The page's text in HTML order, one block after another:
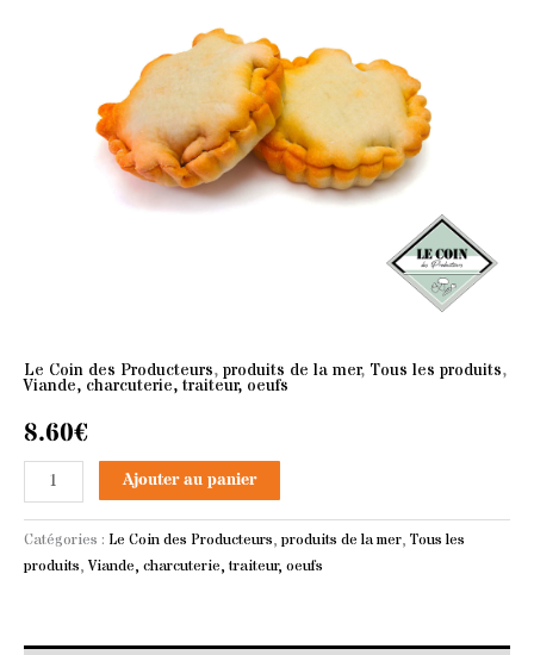
Le Coin des Producteurs, produits de la mer, Tous les produits,
Viande, charcuterie, traiteur, oeufs
8.60€
Ajouter au panier
Catégories : Le Coin des Producteurs, produits de la mer, Tous les
produits, Viande, charcuterie, traiteur, oeufs